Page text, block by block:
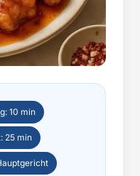
10 min
25 min